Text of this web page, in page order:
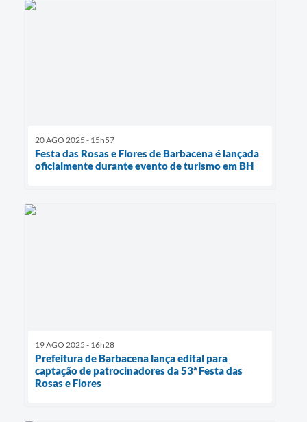
20 AGO 2025 - 15h57
Festa das Rosas e Flores de Barbacena é lançada
oficialmente durante evento de turismo em BH
19 AGO 2025 - 16h28
Prefeitura de Barbacena lança edital para
captação de patrocinadores da 53ª Festa das
Rosas e Flores